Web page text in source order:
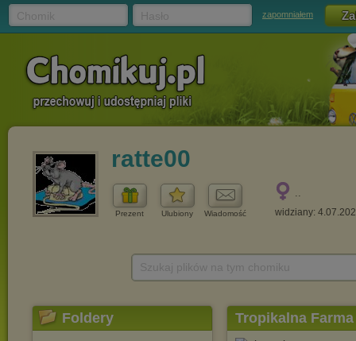
zapomniałem
ratte00
Prezent Ulubiony Wiadomość
..
widziany:
Foldery Tropikalna Farma